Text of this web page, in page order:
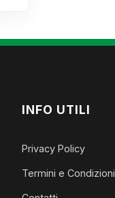
INFO UTILI
Privacy Policy
Termini e Condizioni